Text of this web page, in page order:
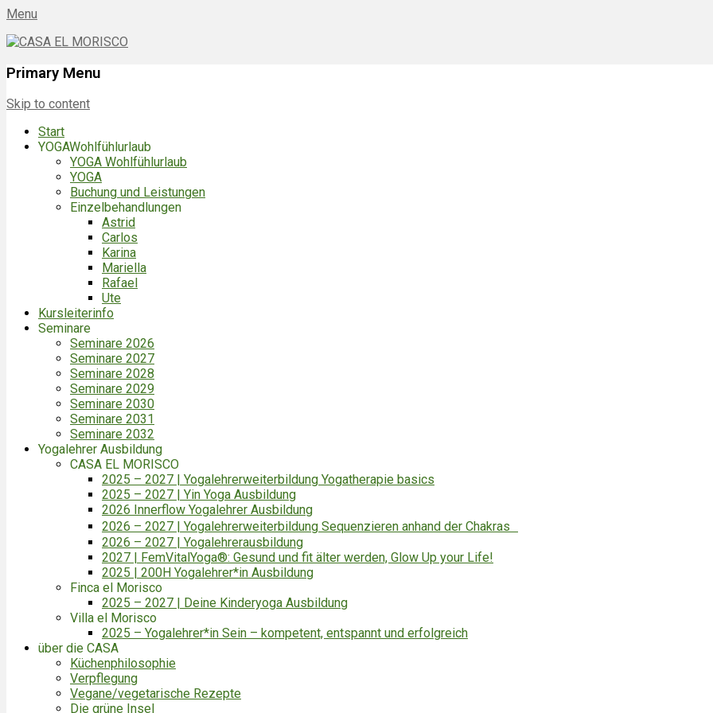
Menu
CASA EL MORISCO
Primary Menu
Skip to content
Start
YOGAWohlfühlurlaub
YOGA Wohlfühlurlaub
YOGA
Buchung und Leistungen
Einzelbehandlungen
Astrid
Carlos
Karina
Mariella
Rafael
Ute
Kursleiterinfo
Seminare
Seminare 2026
Seminare 2027
Seminare 2028
Seminare 2029
Seminare 2030
Seminare 2031
Seminare 2032
Yogalehrer Ausbildung
CASA EL MORISCO
2025 – 2027 | Yogalehrerweiterbildung Yogatherapie basics
2025 – 2027 | Yin Yoga Ausbildung
2026 Innerflow Yogalehrer Ausbildung
2026 – 2027 | Yogalehrerweiterbildung Sequenzieren anhand der Chakras
2026 – 2027 | Yogalehrerausbildung
2027 | FemVitalYoga®: Gesund und fit älter werden, Glow Up your Life!
2025 | 200H Yogalehrer*in Ausbildung
Finca el Morisco
2025 – 2027 | Deine Kinderyoga Ausbildung
Villa el Morisco
2025 – Yogalehrer*in Sein – kompetent, entspannt und erfolgreich
über die CASA
Küchenphilosophie
Verpflegung
Vegane/vegetarische Rezepte
Die grüne Insel